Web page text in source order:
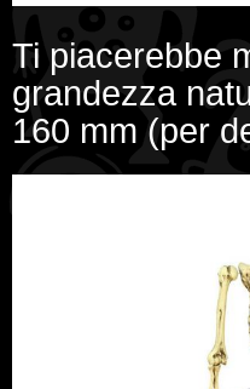
Ti piacerebbe
grandezza
160 mm (per